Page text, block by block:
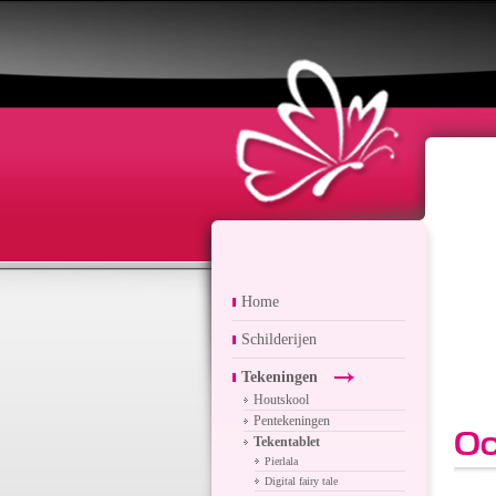
Home
Schilderijen
Tekeningen
Houtskool
Pentekeningen
Tekentablet
Pierlala
Digital fairy tale